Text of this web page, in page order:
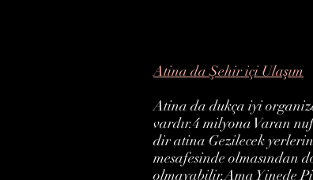
Atina da Şehir içi Ulaşım
Atina da dukça iyi
vardır.4 milyona Varan
dir atina Gezilecek
mesafesinde olmasından
olmayabilir,Ama Yinede